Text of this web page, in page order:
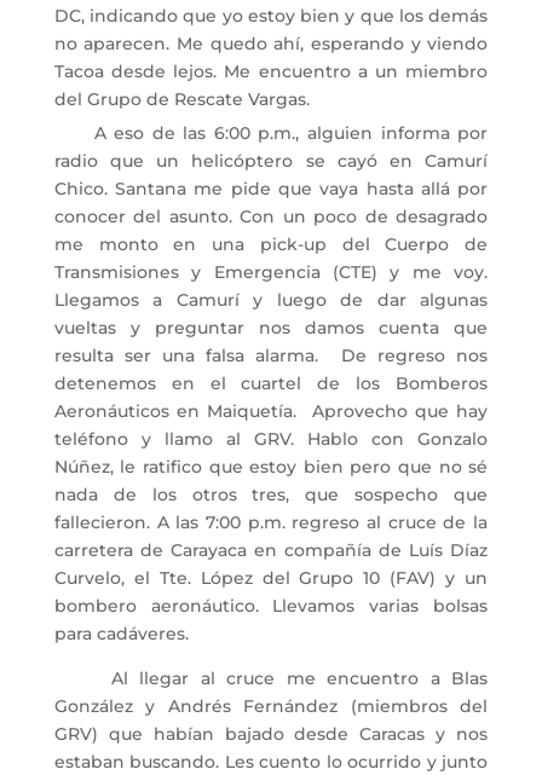
DC, indicando que yo estoy bien y que los demás
no aparecen. Me quedo ahí, esperando y viendo
Tacoa desde lejos. Me encuentro a un miembro
del Grupo de Rescate Vargas.
A eso de las 6:00 p.m., alguien informa por
radio que un helicóptero se cayó en Camurí
Chico. Santana me pide que vaya hasta allá por
conocer del asunto. Con un poco de desagrado
me monto en una pick-up del Cuerpo de
Transmisiones y Emergencia (CTE) y me voy.
Llegamos a Camurí y luego de dar algunas
vueltas y preguntar nos damos cuenta que
resulta ser una falsa alarma. De regreso nos
detenemos en el cuartel de los Bomberos
Aeronáuticos en Maiquetía. Aprovecho que hay
teléfono y llamo al GRV. Hablo con Gonzalo
Núñez, le ratifico que estoy bien pero que no sé
nada de los otros tres, que sospecho que
fallecieron. A las 7:00 p.m. regreso al cruce de la
carretera de Carayaca en compañía de Luís Díaz
Curvelo, el Tte. López del Grupo 10 (FAV) y un
bombero aeronáutico. Llevamos varias bolsas
para cadáveres.
Al llegar al cruce me encuentro a Blas
González y Andrés Fernández (miembros del
GRV) que habían bajado desde Caracas y nos
estaban buscando. Les cuento lo ocurrido y junto